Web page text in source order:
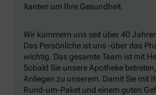
Xanten um Ihre Gesundheit.
Wir kümmern uns seit über 40
Das Persönliche ist uns -über das
wichtig. Das gesamte Team ist mit
Sobald Sie unsere Apotheke
Anliegen zu unserem. Damit Sie mit
Rund-um-Paket und einem guten